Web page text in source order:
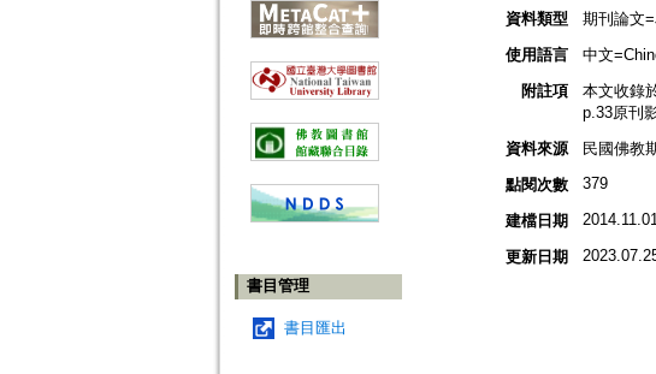
書目管理
書目匯出
資料類型
期刊論文
使用語言
中文
附註項
本文收錄
p.33原刊影
資料來源
民國佛教
點閱次數
379
建檔日期
更新日期